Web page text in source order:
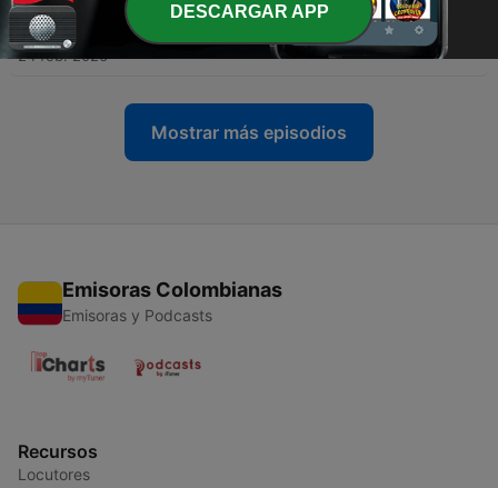
236 - Fragments of Presence
24 feb. 2026
Mostrar más episodios
Emisoras Colombianas
Emisoras y Podcasts
Recursos
Locutores
DESCARGAR APP